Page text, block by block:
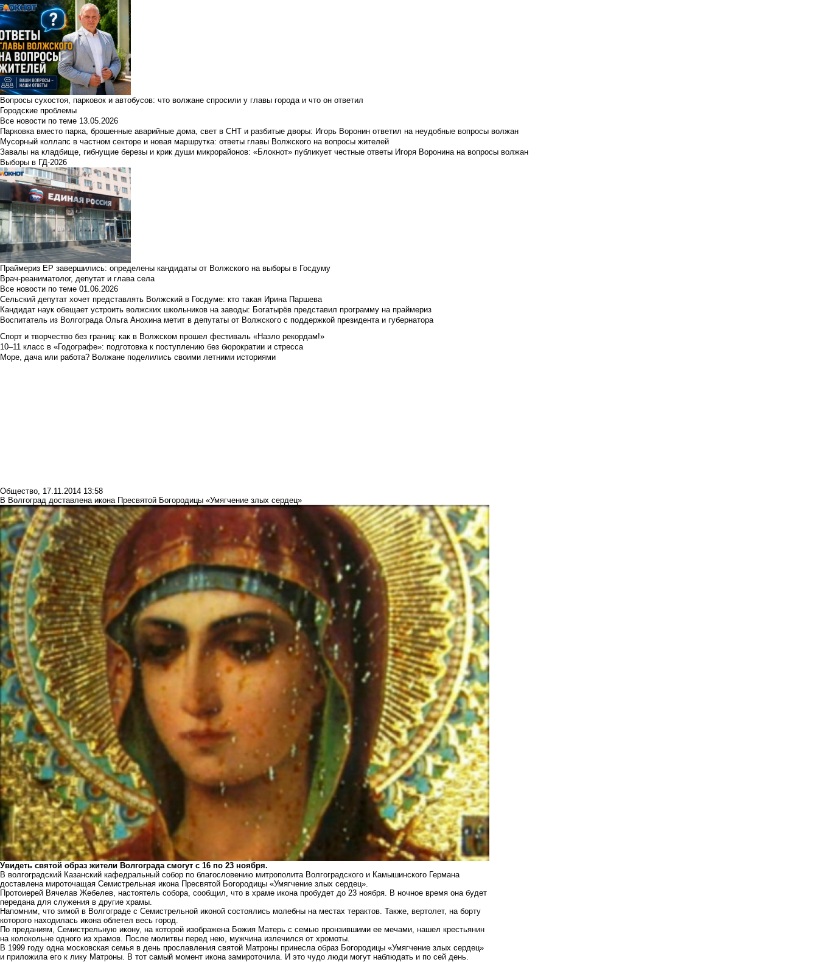
Вопросы сухостоя, парковок и автобусов: что волжане спросили у главы города и что он ответил
Городские проблемы
Все новости по теме 13.05.2026
Парковка вместо парка, брошенные аварийные дома, свет в СНТ и разбитые дворы: Игорь Воронин ответил на неудобные вопросы волжан
Мусорный коллапс в частном секторе и новая маршрутка: ответы главы Волжского на вопросы жителей
Завалы на кладбище, гибнущие березы и крик души микрорайонов: «Блокнот» публикует честные ответы Игоря Воронина на вопросы волжан
Выборы в ГД-2026
Праймериз ЕР завершились: определены кандидаты от Волжского на выборы в Госдуму
Врач-реаниматолог, депутат и глава села
Все новости по теме 01.06.2026
Сельский депутат хочет представлять Волжский в Госдуме: кто такая Ирина Паршева
Кандидат наук обещает устроить волжских школьников на заводы: Богатырёв представил программу на праймериз
Воспитатель из Волгограда Ольга Анохина метит в депутаты от Волжского с поддержкой президента и губернатора
Спорт и творчество без границ: как в Волжском прошел фестиваль «Назло рекордам!»
10–11 класс в «Годографе»: подготовка к поступлению без бюрократии и стресса
Море, дача или работа? Волжане поделились своими летними историями
Общество, 17.11.2014 13:58
В Волгоград доставлена икона Пресвятой Богородицы «Умягчение злых сердец»
Увидеть святой образ жители Волгограда смогут с 16 по 23 ноября.
В волгоградский Казанский кафедральный собор по благословению митрополита Волгоградского и Камышинского Германа
доставлена мироточащая Семистрельная икона Пресвятой Богородицы «Умягчение злых сердец».
Протоиерей Вячелав Жебелев, настоятель собора, сообщил, что в храме икона пробудет до 23 ноября. В ночное время она будет
передана для служения в другие храмы.
Напомним, что зимой в Волгограде с Семистрельной иконой состоялись молебны на местах терактов. Также, вертолет, на борту
которого находилась икона облетел весь город.
По преданиям, Семистрельную икону, на которой изображена Божия Матерь с семью пронзившими ее мечами, нашел крестьянин
на колокольне одного из храмов. После молитвы перед нею, мужчина излечился от хромоты.
В 1999 году одна московская семья в день прославления святой Матроны принесла образ Богородицы «Умягчение злых сердец»
и приложила его к лику Матроны. В тот самый момент икона замироточила. И это чудо люди могут наблюдать и по сей день.